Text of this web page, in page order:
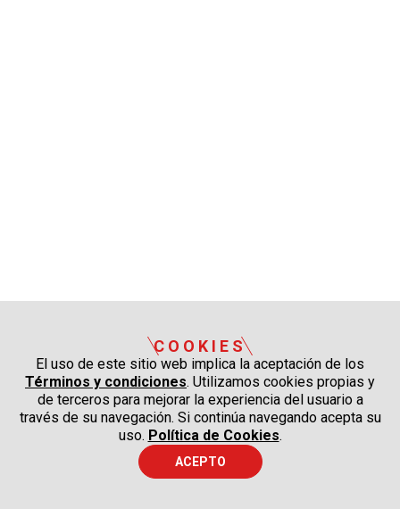
COOKIES
El uso de este sitio web implica la aceptación de los
Términos y condiciones. Utilizamos cookies propias y
de terceros para mejorar la experiencia del usuario a
través de su navegación. Si continúa navegando acepta su
uso. Política de Cookies.
ACEPTO